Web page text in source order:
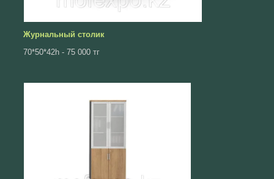
Журнальный столик
70*50*42h - 75 000 тг